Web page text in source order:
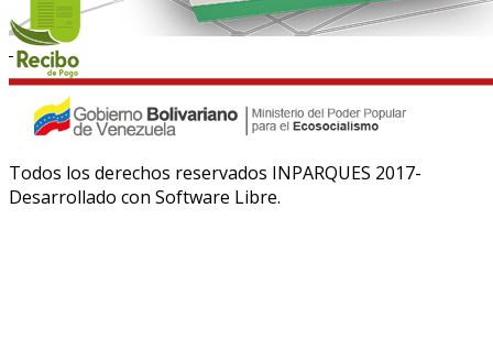
Todos los derechos reservados INPARQUES 2017-
Desarrollado con Software Libre.